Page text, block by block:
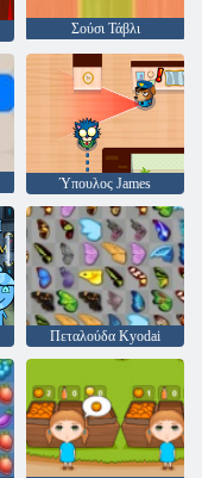
Σούσι Τάβλι
Ύπουλος James
Πεταλούδα Kyodai